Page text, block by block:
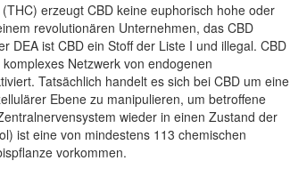
erzeugt CBD keine euphorisch hohe oder
revolutionären Unternehmen, das CBD
DEA ist CBD ein Stoff der Liste I und illegal. CBD
Netzwerk von endogenen
Tatsächlich handelt es sich bei CBD um eine
Ebene zu manipulieren, um betroffene
wieder in einen Zustand der
ist eine von mindestens 113 chemischen
vorkommen.